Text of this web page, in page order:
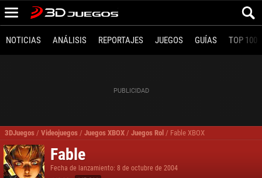
NOTICIAS ANÁLISIS REPORTAJES JUEGOS GUÍAS TOP 100
3DJuegos / Videojuegos / Juegos XBOX / Juegos Rol / Fable XBOX
Fable
Fecha de lanzamiento: 8 de octubre de 2004